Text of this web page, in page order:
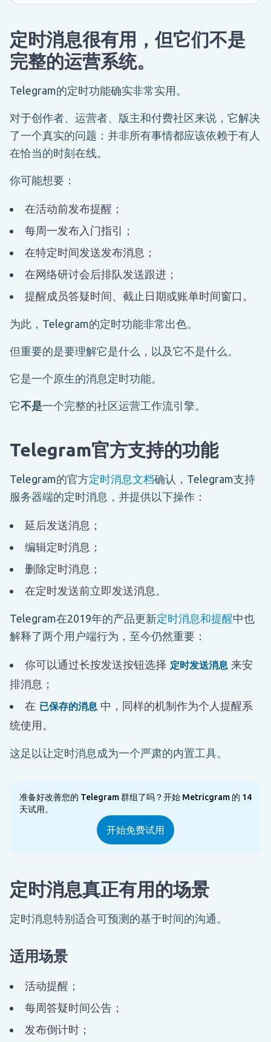
定时消息很有用，但它们不是
完整的运营系统。
Telegram的定时功能确实非常实用。
对于创作者、运营者、版主和付费社区来说，它解决
了一个真实的问题：并非所有事情都应该依赖于有人
在恰当的时刻在线。
你可能想要：
在活动前发布提醒；
每周一发布入门指引；
在特定时间发送发布消息；
在网络研讨会后排队发送跟进；
提醒成员答疑时间、截止日期或账单时间窗口。
为此，Telegram的定时功能非常出色。
但重要的是要理解它是什么，以及它不是什么。
它是一个原生的消息定时功能。
它不是一个完整的社区运营工作流引擎。
Telegram官方支持的功能
Telegram的官方定时消息文档确认，Telegram支持
服务器端的定时消息，并提供以下操作：
延后发送消息；
编辑定时消息；
删除定时消息；
在定时发送前立即发送消息。
Telegram在2019年的产品更新定时消息和提醒中也
解释了两个用户端行为，至今仍然重要：
你可以通过长按发送按钮选择 定时发送消息 来安
排消息；
在 已保存的消息 中，同样的机制作为个人提醒系
统使用。
这足以让定时消息成为一个严肃的内置工具。
准备好改善您的 Telegram 群组了吗？开始 Metricgram 的 14
天试用。
开始免费试用
定时消息真正有用的场景
定时消息特别适合可预测的基于时间的沟通。
适用场景
活动提醒；
每周答疑时间公告；
发布倒计时；